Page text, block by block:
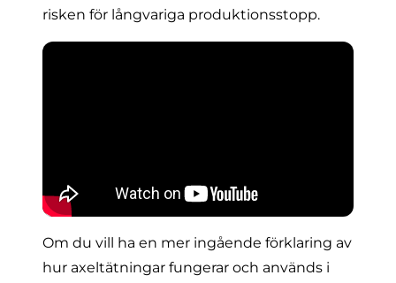
risken för långvariga produktionsstopp.
Om du vill ha en mer ingående förklaring av
hur axeltätningar fungerar och används i